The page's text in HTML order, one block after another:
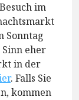
im
Sonntag
Sinn eher
in der
. Falls Sie
kommen